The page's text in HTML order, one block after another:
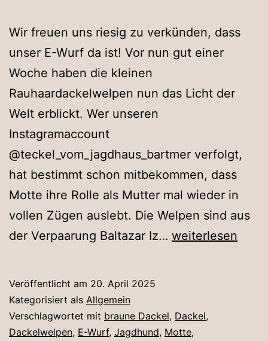
Wir freuen uns riesig zu verkünden, dass
unser E-Wurf da ist! Vor nun gut einer
Woche haben die kleinen
Rauhaardackelwelpen nun das Licht der
Welt erblickt. Wer unseren
Instagramaccount
@teckel_vom_jagdhaus_bartmer verfolgt,
hat bestimmt schon mitbekommen, dass
Motte ihre Rolle als Mutter mal wieder in
vollen Zügen auslebt. Die Welpen sind aus
der Verpaarung Baltazar Iz… Der
da!!!
weiterlesen
Veröffentlicht am 20. April 2025
Kategorisiert als Allgemein
Verschlagwortet mit braune Dackel, Dackel,
Dackelwelpen, E-Wurf, Jagdhund, Motte,